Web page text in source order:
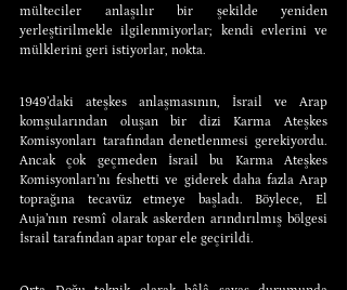
mülteciler anlaşılır bir şekilde yeniden
yerleştirilmekle ilgilenmiyorlar; kendi evlerini ve
mülklerini geri istiyorlar, nokta.
1949’daki ateşkes anlaşmasının, İsrail ve Arap
komşularından oluşan bir dizi Karma Ateşkes
Komisyonları tarafından denetlenmesi gerekiyordu.
Ancak çok geçmeden İsrail bu Karma Ateşkes
Komisyonları’nı feshetti ve giderek daha fazla Arap
toprağına tecavüz etmeye başladı. Böylece, El
Auja’nın resmî olarak askerden arındırılmış bölgesi
İsrail tarafından apar topar ele geçirildi.